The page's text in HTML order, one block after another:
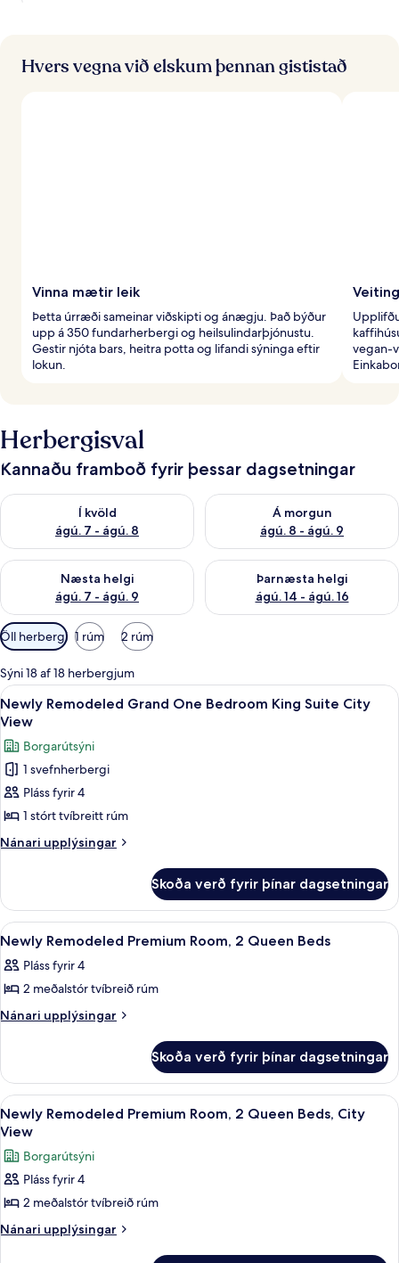
Hvers vegna við elskum þennan gististað
Vinna mætir leik
Þetta úrræði sameinar viðskipti og ánægju. Það býður
upp á 350 fundarherbergi og heilsulindarþjónustu.
Gestir njóta bars, heitra potta og lifandi sýninga eftir
lokun.
vegan-
Herbergisval
Kannaðu framboð fyrir þessar dagsetningar
Í kvöld
ágú. 7 - ágú. 8
Athuga framboð í kvöld ágú. 7 - ágú. 8
Á morgun
ágú. 8 - ágú. 9
Athuga framboð á morgun
Næsta helgi
ágú. 7 - ágú. 9
Athuga framboð næstu helgi ágú. 7 - ágú. 9
Þarnæsta helgi
ágú. 14 - ágú. 16
Athuga framboð þarnæstu
Síur
í
boði
fyrir
herbergi
Öll herbergi 1 rúm 2 rúm
Sýni 18 af 18 herbergjum
Skoða
allar
myndir
fyrir
Newly
Remodeled
Grand
One
Suite
City
View
Newly Remodeled Grand One
6
Newly Remodeled Grand One Bedroom King Suite City
View
Borgarútsýni
1 svefnherbergi
Pláss fyrir 4
1 stórt tvíbreitt rúm
Nánari upplýsingar
Nánari
Remodeled
Grand
One
Bedroom
King
Suite
View
Skoða verð fyrir þínar dagsetningar
Skoða
allar
myndir
fyrir
Newly
Room,
2
Queen
Beds
Rúmföt úr egypskri bómull, rúmföt
5
Newly Remodeled Premium Room, 2 Queen Beds
Pláss fyrir 4
2 meðalstór tvíbreið rúm
Nánari upplýsingar
Nánari
Remodeled
Premium
Room,
2
Beds
Skoða verð fyrir þínar dagsetningar
Skoða
allar
myndir
fyrir
Newly
Remodeled
Premium
Rúmföt úr egypskri bómull, rúmföt
5
Newly Remodeled Premium Room, 2 Queen Beds, City
View
Borgarútsýni
Pláss fyrir 4
2 meðalstór tvíbreið rúm
Nánari upplýsingar
Nánari